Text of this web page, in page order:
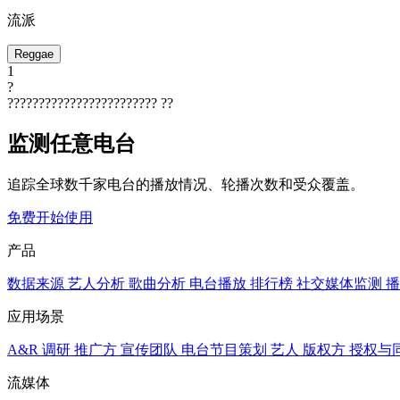
流派
Reggae
1
?
???????????????????????? ??
监测任意电台
追踪全球数千家电台的播放情况、轮播次数和受众覆盖。
免费开始使用
产品
数据来源 艺人分析 歌曲分析 电台播放 排行榜 社交媒体监测
应用场景
A&R 调研 推广方 宣传团队 电台节目策划 艺人 版权方 授权与
流媒体